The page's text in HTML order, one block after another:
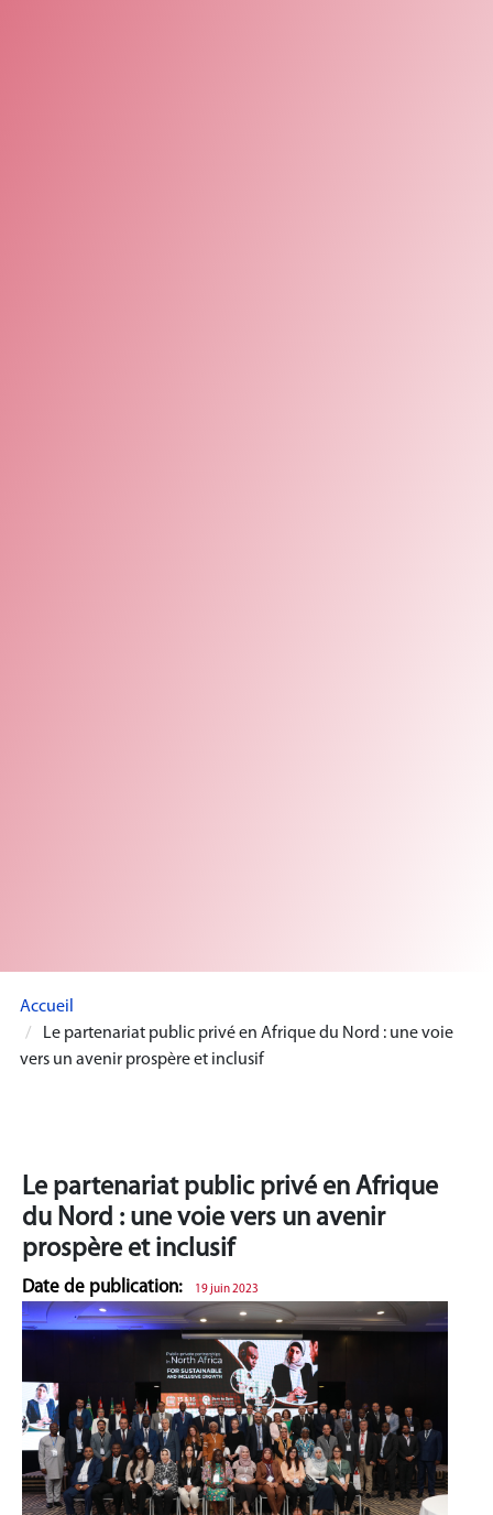
Accueil
Le partenariat public privé en Afrique du Nord : une voie
vers un avenir prospère et inclusif
Le partenariat public privé en Afrique
du Nord : une voie vers un avenir
prospère et inclusif
Date de publication: 19 juin 2023